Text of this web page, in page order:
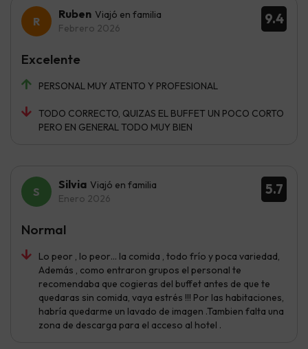
9.4
Ruben Viajó en familia
Febrero 2026
PERSONAL MUY ATENTO Y PROFESIONAL
TODO CORRECTO, QUIZAS EL BUFFET UN POCO CORTO
PERO EN GENERAL TODO MUY BIEN
Excelente
5.7
Silvia Viajó en familia
Enero 2026
Lo peor , lo peor… la comida , todo frío y poca variedad,
Además , como entraron grupos el personal te
recomendaba que cogieras del buffet antes de que te
quedaras sin comida, vaya estrés !!! Por las habitaciones,
habría quedarme un lavado de imagen .Tambien falta una
zona de descarga para el acceso al hotel .
Normal